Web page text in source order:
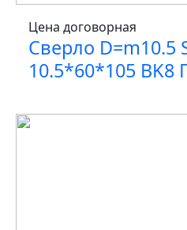
Цена договорная
Сверло D=m10.5
10.5*60*105 BK8